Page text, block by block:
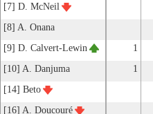
[7] D. McNeil
[8] A. Onana
[9] D. Calvert-Lewin
1
[10] A. Danjuma
1
[14] Beto
[16] A. Doucouré